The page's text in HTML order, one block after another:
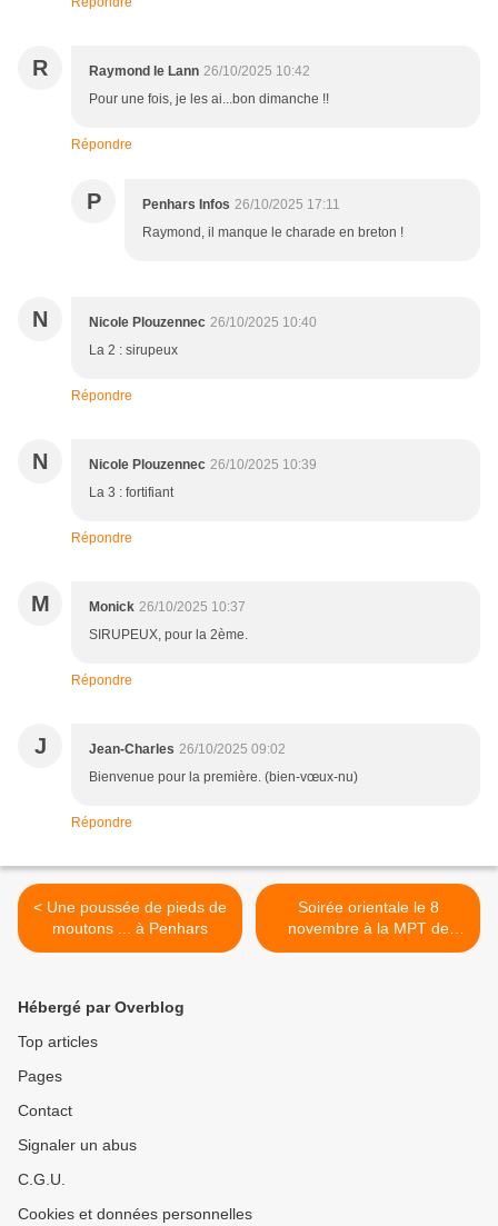
R Raymond le Lann 26/10/2025 10:42
Pour une fois, je les ai...bon dimanche !!
Répondre
P Penhars Infos 26/10/2025 17:11
Raymond, il manque le charade en breton !
N Nicole Plouzennec 26/10/2025 10:40
La 2 : sirupeux
Répondre
N Nicole Plouzennec 26/10/2025 10:39
La 3 : fortifiant
Répondre
M Monick 26/10/2025 10:37
SIRUPEUX, pour la 2ème.
Répondre
J Jean-Charles 26/10/2025 09:02
Bienvenue pour la première. (bien-vœux-nu)
Répondre
< Une poussée de pieds de
moutons ... à Penhars
Soirée orientale le 8
novembre à la MPT de
Penhars pour LE voyage en
Hébergé par Overblog
Top articles
Pages
Contact
Signaler un abus
C.G.U.
Cookies et données personnelles